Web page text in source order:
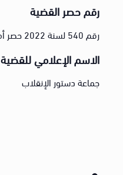
رقم حصر القضية
رقم 540 لسنة 2022 حصر أمن دولة عليا
الاسم الإعلامي للقضية
جماعة دستور الإنقلاب